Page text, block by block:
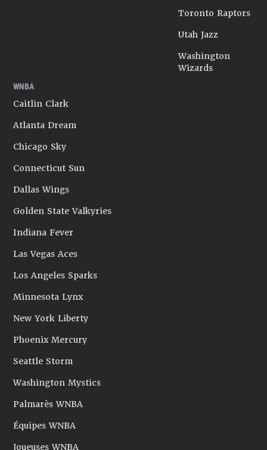
Toronto Raptors
Utah Jazz
Washington
Wizards
WNBA
Caitlin Clark
Atlanta Dream
Chicago Sky
Connecticut Sun
Dallas Wings
Golden State Valkyries
Indiana Fever
Las Vegas Aces
Los Angeles Sparks
Minnesota Lynx
New York Liberty
Phoenix Mercury
Seattle Storm
Washington Mystics
Palmarès WNBA
Équipes WNBA
Joueuses WNBA